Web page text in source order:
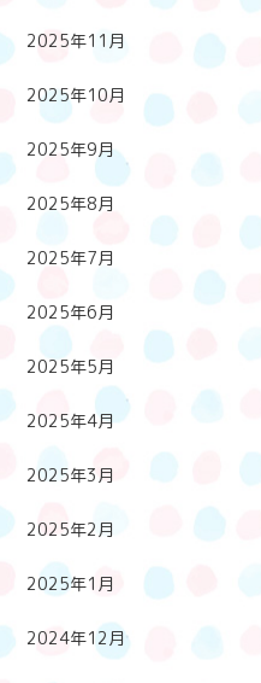
2025年11月
2025年10月
2025年9月
2025年8月
2025年7月
2025年6月
2025年5月
2025年4月
2025年3月
2025年2月
2025年1月
2024年12月